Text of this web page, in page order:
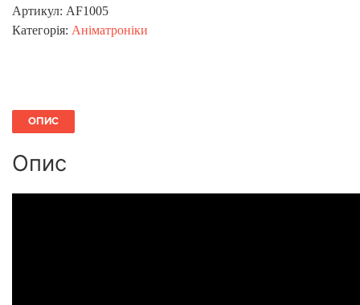
Артикул: AF1005
Категорія: Аніматроніки
ОПИС
Опис